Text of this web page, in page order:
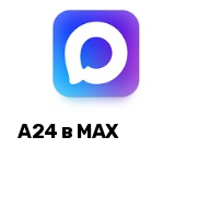
А24 в MAX